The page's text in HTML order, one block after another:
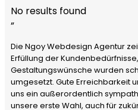
No results found
”
Die Ngoy Webdesign Agentur
Erfüllung der
Gestaltungswünsche wurden
umgesetzt. Gute Erreichbarkeit
uns ein außerordentlich
unsere erste Wahl, auch für